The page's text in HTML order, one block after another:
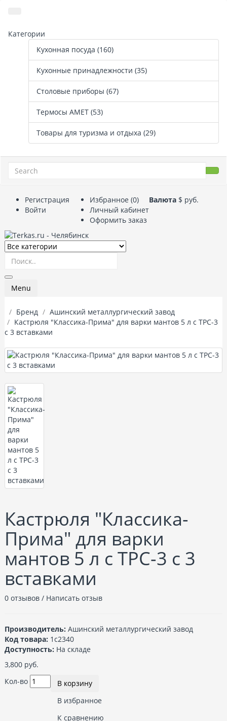
Категории
Кухонная посуда (160)
Кухонные принадлежности (35)
Столовые приборы (67)
Термосы АМЕТ (53)
Товары для туризма и отдыха (29)
Регистрация
Войти
Избранное (0)
Личный кабинет
Оформить заказ
Валюта $ руб.
Menu
Бренд
Ашинский металлургический завод
Кастрюля "Классика-Прима" для варки мантов 5 л с ТРС-3
с 3 вставками
Кастрюля "Классика-
Прима" для варки
мантов 5 л с ТРС-3 с 3
вставками
0 отзывов / Написать отзыв
Производитель: Ашинский металлургический завод
Код товара: 1с2340
Доступность: На складе
3,800 руб.
Кол-во
В корзину
В избранное
К сравнению